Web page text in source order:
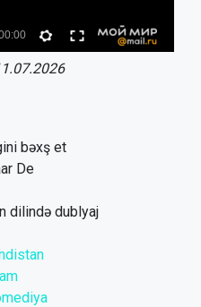
bəxş et
De
dilində dublyaj